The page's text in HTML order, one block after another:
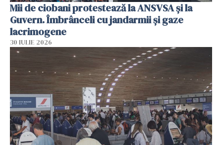
Mii de ciobani protestează la ANSVSA și la
Guvern. Îmbrânceli cu jandarmii și gaze
lacrimogene
30 IULIE 2026